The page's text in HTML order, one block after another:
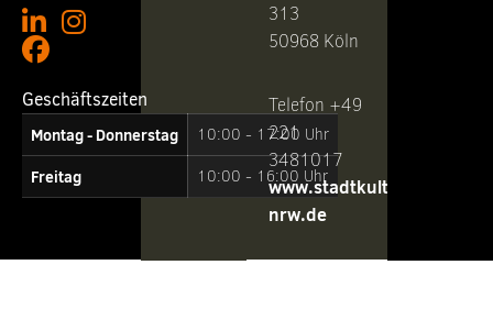
Geschäftszeiten
Montag - Donnerstag
10:00 - 17:00 Uhr
Freitag 10:00 - 16:00 Uhr
313
50968 Köln
Telefon +49
221
3481017
www.stadtkultur-
nrw.de